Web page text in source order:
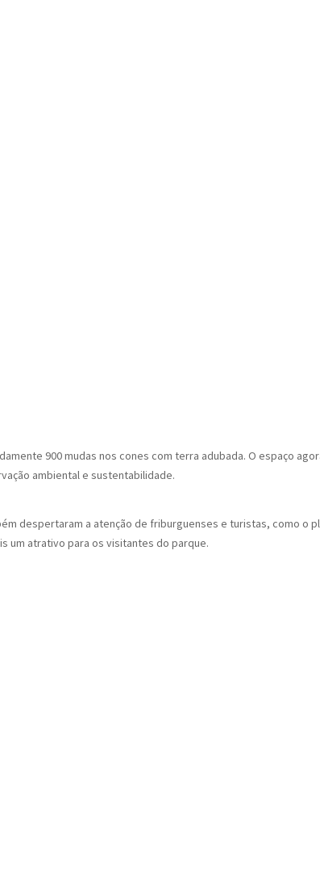
900 mudas nos cones com terra adubada. O espaço
ambiental e sustentabilidade.
despertaram a atenção de friburguenses e turistas, como o
um atrativo para os visitantes do parque.